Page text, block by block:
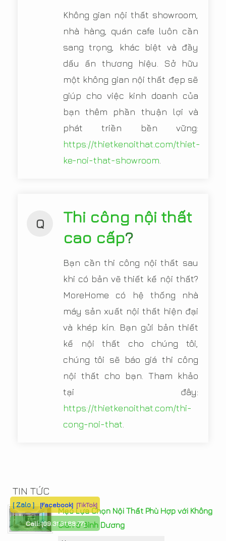
Không gian nội thất showroom,
nhà hàng, quán cafe luôn cần
sang trọng, khác biệt và đầy
dấu ấn thương hiệu. Sở hữu
một không gian nội thất đẹp sẽ
giúp cho việc kinh doanh của
bạn thêm phần thuận lợi và
phát triền bền vững:
https://thietkenoithat.com/thiet-
ke-noi-that-showroom.
Q
Thi công nội thất
cao cấp?
Bạn cần thi công nội thất sau
khi có bản vẽ thiết kế nội thất?
MoreHome có hệ thống nhà
máy sản xuất nội thất hiện đại
và khép kín. Bạn gửi bản thiết
kế nội thất cho chúng tôi,
chúng tôi sẽ báo giá thi công
nội thất cho bạn. Tham khảo
tại đây:
https://thietkenoithat.com/thi-
cong-noi-that.
TIN TỨC
Mẹo Lựa Chọn Nội Thất Phù Hợp với Không
Gian ở Bình Dương
[ Zalo ] [Facebook] [TikTok]
Call:[09.31.31.88.77]